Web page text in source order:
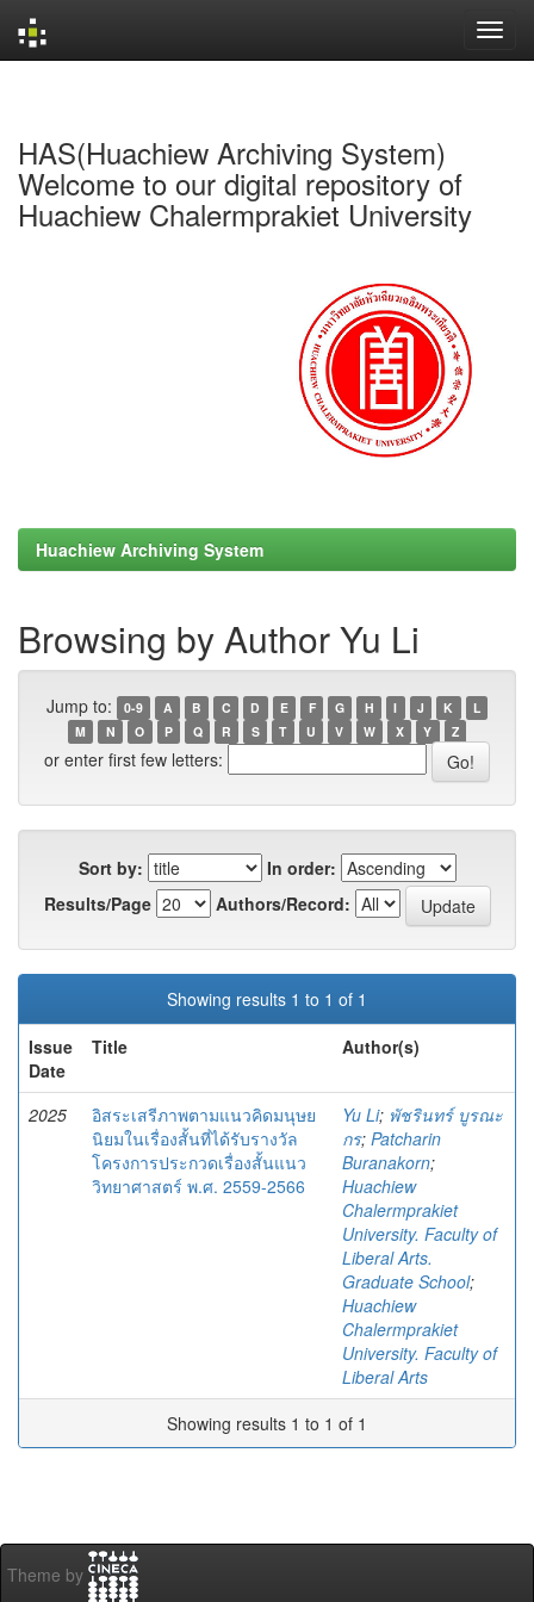
HAS(Huachiew Archiving System)
Welcome to our digital repository of
Huachiew Chalermprakiet University
Huachiew Archiving System
Browsing by Author Yu Li
Jump to: 0-9 A B C D E F G H I J K
L
M
N O P Q R S T U V W X Y Z
or enter first few letters:
Sort by:
In order:
Results/Page
Authors/Record:
Showing results 1 to 1 of 1
Issue
Date
Title Author(s)
2025
อิสระเสรีภาพตามแนวคิดมนุษย
นิยมในเรื่องสั้นที่ได้รับรางวัล
โครงการประกวดเรื่องสั้นแนว
วิทยาศาสตร์ พ.ศ. 2559-2566
Yu Li; พัชรินทร์ บูรณะ
กร; Patcharin
Buranakorn;
Huachiew
Chalermprakiet
University. Faculty of
Liberal Arts.
Graduate School;
Huachiew
Chalermprakiet
University. Faculty of
Liberal Arts
Showing results 1 to 1 of 1
Theme by